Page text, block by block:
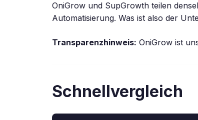
OniGrow und SupGrowth teilen
Automatisierung. Was ist also der
Transparenzhinweis: OniGrow ist
Schnellvergleich